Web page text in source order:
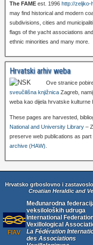
The FAME est. 1996 http://zeljko-
may find historical and modern
subdivisions, cities and
flags of the yacht associations
ethnic minorities and many more.
Hrvatski arhiv weba
Ove stranice
sveučilišna knjižnica Zagreb,
weba kao dijela hrvatske kulturne
These pages are harvested,
National and University Library –
preserve web publications as
archive (HAW).
Hrvatsko grboslovno i
Croatian Heraldic and
FIAV
Međunarodna
veksiloloških udruga
International
Vexillological
La Fédération
des Associations